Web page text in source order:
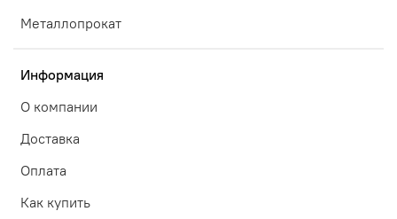
Металлопрокат
Информация
О компании
Доставка
Оплата
Как купить